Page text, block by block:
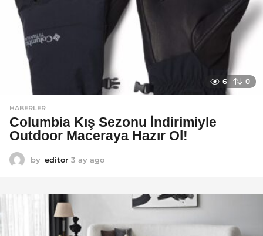
6 0
HABERLER
Columbia Kış Sezonu İndirimiyle
Outdoor Maceraya Hazır Ol!
by editor 3 ay ago
a